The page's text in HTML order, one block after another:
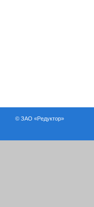
© ЗАО «Редуктор»